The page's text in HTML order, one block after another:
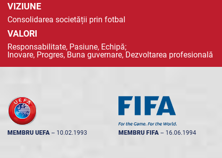
VIZIUNE
Consolidarea societății prin fotbal
VALORI
Responsabilitate, Pasiune, Echipă;
Inovare, Progres, Buna guvernare, Dezvoltarea profesională
MEMBRU UEFA -- 10.02.1993 MEMBRU FIFA -- 16.06.1994